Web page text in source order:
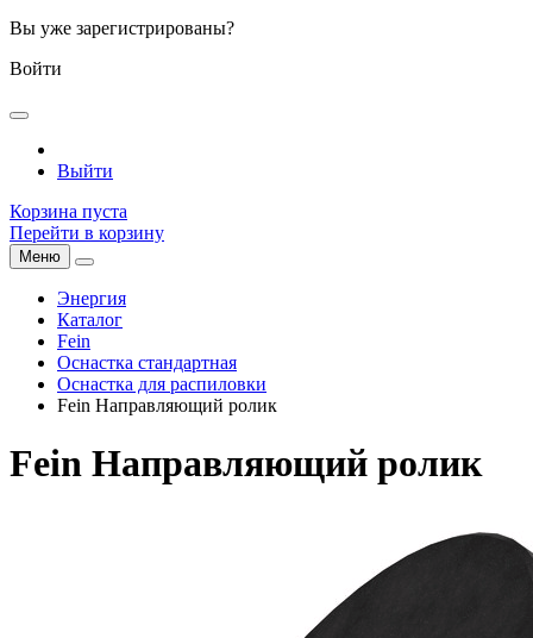
Вы уже зарегистрированы?
Войти
Выйти
Корзина пуста
Перейти в корзину
Меню
Энергия
Каталог
Fein
Оснастка стандартная
Оснастка для распиловки
Fein Направляющий ролик
Fein Направляющий ролик